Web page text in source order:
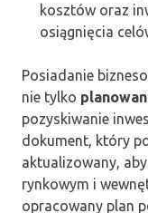
kosztów oraz
osiągnięcia
Posiadanie
nie tylko
pozyskiwanie
dokument, który
aktualizowany,
rynkowym i
opracowany plan